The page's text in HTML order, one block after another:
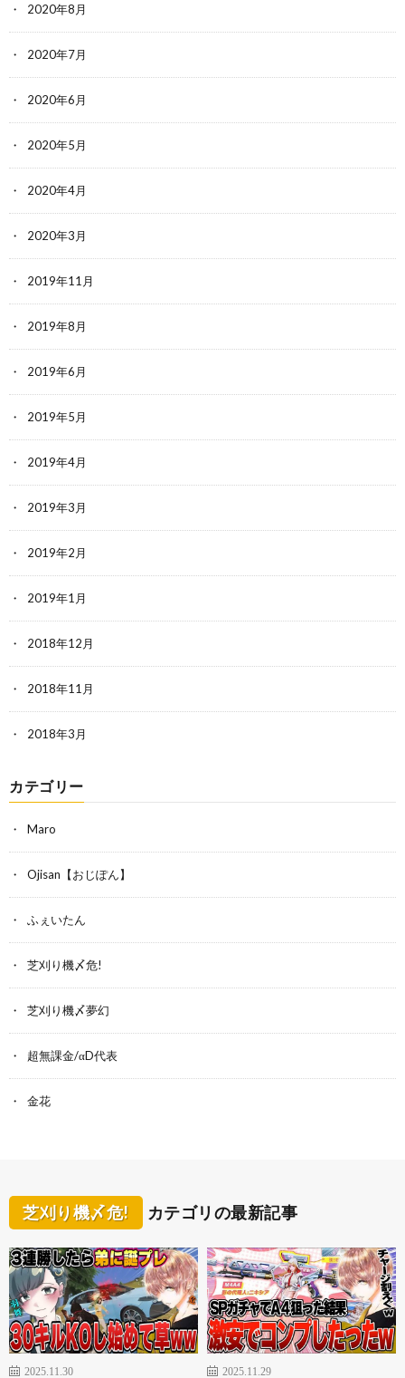
2020年8月
2020年7月
2020年6月
2020年5月
2020年4月
2020年3月
2019年11月
2019年8月
2019年6月
2019年5月
2019年4月
2019年3月
2019年2月
2019年1月
2018年12月
2018年11月
2018年3月
カテゴリー
Maro
Ojisan【おじぽん】
ふぇいたん
芝刈り機〆危!
芝刈り機〆夢幻
超無課金/αD代表
金花
芝刈り機〆危! カテゴリの最新記事
2025.11.30
2025.11.29